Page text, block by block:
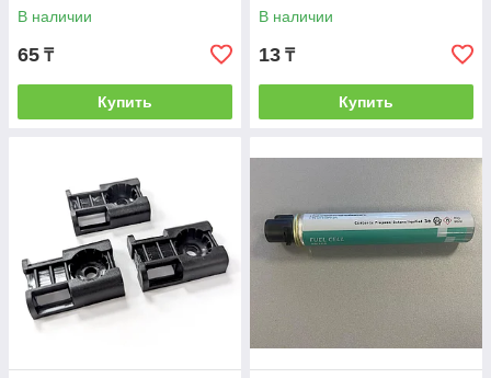
В наличии
65 ₸
Купить
В наличии
13 ₸
Купить